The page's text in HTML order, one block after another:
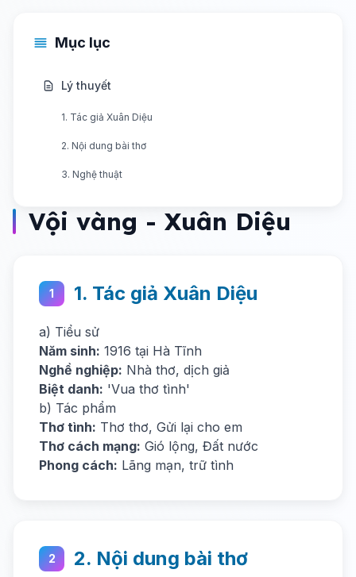
Mục lục
Lý thuyết
1. Tác giả Xuân Diệu
2. Nội dung bài thơ
3. Nghệ thuật
Vội vàng - Xuân Diệu
1 1. Tác giả Xuân Diệu
a) Tiểu sử
Năm sinh: 1916 tại Hà Tĩnh
Nghề nghiệp: Nhà thơ, dịch giả
Biệt danh: 'Vua thơ tình'
b) Tác phẩm
Thơ tình: Thơ thơ, Gửi lại cho em
Thơ cách mạng: Gió lộng, Đất nước
Phong cách: Lãng mạn, trữ tình
2 2. Nội dung bài thơ